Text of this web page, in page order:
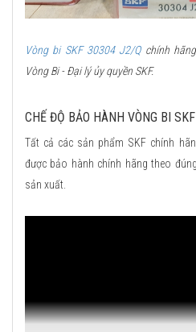
Vòng bi SKF 30304 J2/Qchính
Vòng Bi - Đại lý ủy quyền SKF.
CHẾ ĐỘ BẢO HÀNH VÒNG BI
Tất cả các sản phẩm SKF chính
được bảo hành chính hãng theo
sản xuất.